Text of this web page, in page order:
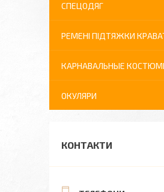
СПЕЦОДЯГ
РЕМЕНІ ПІДТЯЖКИ
КАРНАВАЛЬНЫЕ
ОКУЛЯРИ
КОНТАКТИ